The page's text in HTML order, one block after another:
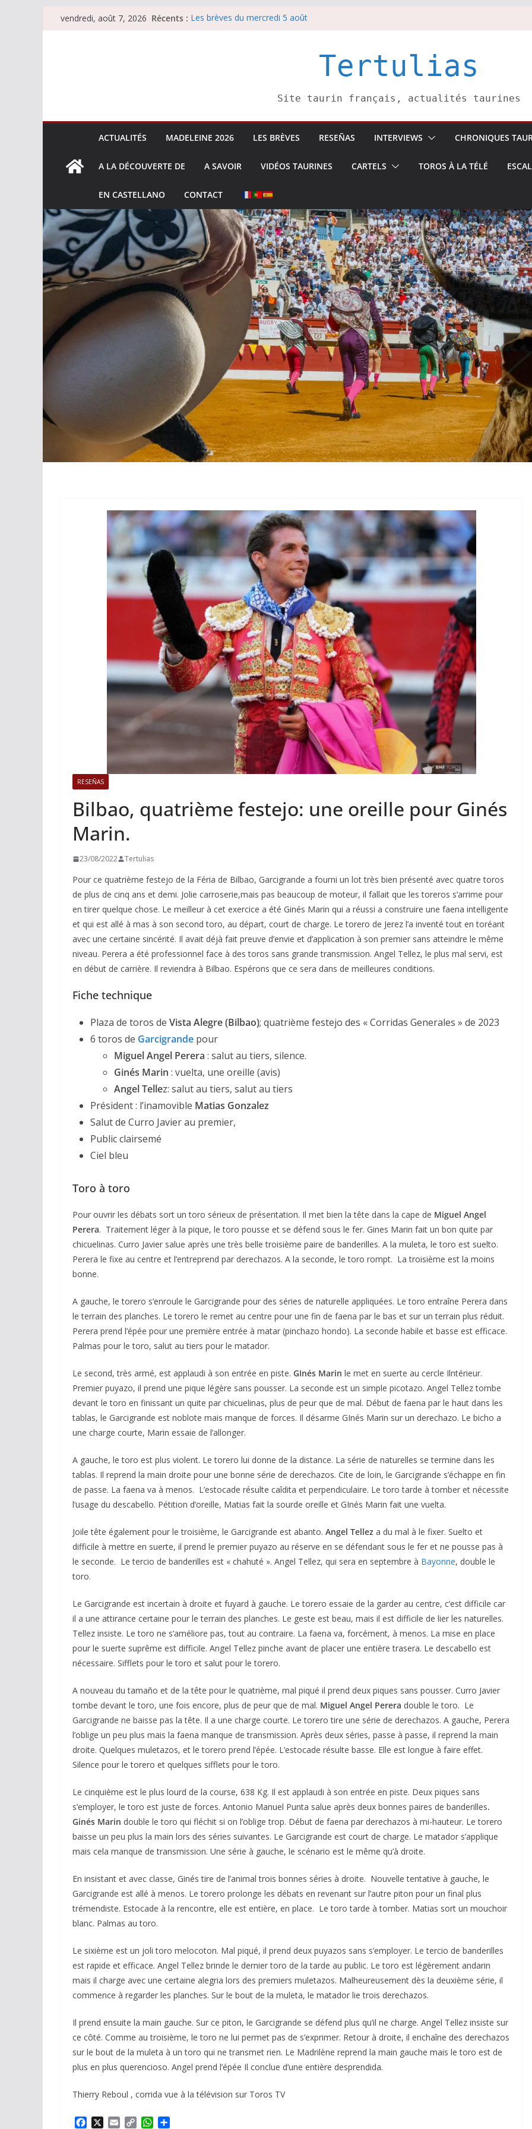
Passervendredi, août 7, 2026 Récents : Les brèves du mercredi 5 août
Tertulias
Site taurin français, actualités taurines
ACTUALITÉS MADELEINE 2026 LES BRÈVES RESEÑAS INTERVIEWS CHRONIQUES
A LA DÉCOUVERTE DE A SAVOIR VIDÉOS TAURINES CARTELS TOROS À LA TÉLÉ
EN CASTELLANO CONTACT
RESEÑAS
Bilbao, quatrième festejo: une oreille pour Ginés
Marin.
23/08/2022 Tertulias
Pour ce quatrième festejo de la Féria de Bilbao, Garcigrande a fourni un lot très bien présenté avec quatre toros
de plus de cinq ans et demi. Jolie carroserie,mais pas beaucoup de moteur, il fallait que les toreros s’arrime pour
en tirer quelque chose. Le meilleur à cet exercice a été Ginés Marin qui a réussi a construire une faena intelligente
et qui est allé à mas à son second toro, au départ, court de charge. Le torero de Jerez l’a inventé tout en toréant
avec une certaine sincérité. Il avait déjà fait preuve d’envie et d’application à son premier sans atteindre le même
niveau. Perera a été professionnel face à des toros sans grande transmission. Angel Tellez, le plus mal servi, est
en début de carrière. Il reviendra à Bilbao. Espérons que ce sera dans de meilleures conditions.
Fiche technique
Plaza de toros de Vista Alegre (Bilbao); quatrième festejo des « Corridas Generales » de 2023
6 toros de Garcigrande pour
Miguel Angel Perera : salut au tiers, silence.
Ginés Marin : vuelta, une oreille (avis)
Angel Tellez: salut au tiers, salut au tiers
Président : l’inamovible Matias Gonzalez
Salut de Curro Javier au premier,
Public clairsemé
Ciel bleu
Toro à toro
Pour ouvrir les débats sort un toro sérieux de présentation. Il met bien la tête dans la cape de Miguel Angel
Perera. Traitement léger à la pique, le toro pousse et se défend sous le fer. Gines Marin fait un bon quite par
chicuelinas. Curro Javier salue après une très belle troisième paire de banderilles. A la muleta, le toro est suelto.
Perera le fixe au centre et l’entreprend par derechazos. A la seconde, le toro rompt. La troisième est la moins
bonne.
A gauche, le torero s’enroule le Garcigrande pour des séries de naturelle appliquées. Le toro entraîne Perera dans
le terrain des planches. Le torero le remet au centre pour une fin de faena par le bas et sur un terrain plus réduit.
Perera prend l’épée pour une première entrée à matar (pinchazo hondo). La seconde habile et basse est efficace.
Palmas pour le toro, salut au tiers pour le matador.
Le second, très armé, est applaudi à son entrée en piste. GInés Marin le met en suerte au cercle Ilntérieur.
Premier puyazo, il prend une pique légère sans pousser. La seconde est un simple picotazo. Angel Tellez tombe
devant le toro en finissant un quite par chicuelinas, plus de peur que de mal. Début de faena par le haut dans les
tablas, le Garcigrande est noblote mais manque de forces. Il désarme GInés Marin sur un derechazo. Le bicho a
une charge courte, Marin essaie de l’allonger.
A gauche, le toro est plus violent. Le torero lui donne de la distance. La série de naturelles se termine dans les
tablas. Il reprend la main droite pour une bonne série de derechazos. Cite de loin, le Garcigrande s’échappe en fin
de passe. La faena va à menos. L’estocade résulte caîdita et perpendiculaire. Le toro tarde à tomber et nécessite
l’usage du descabello. Pétition d’oreille, Matias fait la sourde oreille et GInés Marin fait une vuelta.
Joile tête également pour le troisième, le Garcigrande est abanto. Angel Tellez a du mal à le fixer. Suelto et
difficile à mettre en suerte, il prend le premier puyazo au réserve en se défendant sous le fer et ne pousse pas à
le seconde. Le tercio de banderilles est « chahuté ». Angel Tellez, qui sera en septembre à Bayonne, double le
toro.
Le Garcigrande est incertain à droite et fuyard à gauche. Le torero essaie de la garder au centre, c’est difficile car
il a une attirance certaine pour le terrain des planches. Le geste est beau, mais il est difficile de lier les naturelles.
Tellez insiste. Le toro ne s’améliore pas, tout au contraire. La faena va, forcément, à menos. La mise en place
pour le suerte suprême est difficile. Angel Tellez pinche avant de placer une entière trasera. Le descabello est
nécessaire. Sifflets pour le toro et salut pour le torero.
A nouveau du tamaño et de la tête pour le quatrième, mal piqué il prend deux piques sans pousser. Curro Javier
tombe devant le toro, une fois encore, plus de peur que de mal. Miguel Angel Perera double le toro. Le
Garcigrande ne baisse pas la tête. Il a une charge courte. Le torero tire une série de derechazos. A gauche, Perera
l’oblige un peu plus mais la faena manque de transmission. Après deux séries, passe à passe, il reprend la main
droite. Quelques muletazos, et le torero prend l’épée. L’estocade résulte basse. Elle est longue à faire effet.
Silence pour le torero et quelques sifflets pour le toro.
Le cinquième est le plus lourd de la course, 638 Kg. Il est applaudi à son entrée en piste. Deux piques sans
s’employer, le toro est juste de forces. Antonio Manuel Punta salue après deux bonnes paires de banderilles.
Ginés Marin double le toro qui fléchit si on l’oblige trop. Début de faena par derechazos à mi-hauteur. Le torero
baisse un peu plus la main lors des séries suivantes. Le Garcigrande est court de charge. Le matador s’applique
mais cela manque de transmission. Une série à gauche, le scénario est le même qu’à droite.
En insistant et avec classe, Ginés tire de l’animal trois bonnes séries à droite. Nouvelle tentative à gauche, le
Garcigrande est allé à menos. Le torero prolonge les débats en revenant sur l’autre piton pour un final plus
trémendiste. Estocade à la rencontre, elle est entière, en place. Le toro tarde à tomber. Matias sort un mouchoir
blanc. Palmas au toro.
Le sixième est un joli toro melocoton. Mal piqué, il prend deux puyazos sans s’employer. Le tercio de banderilles
est rapide et efficace. Angel Tellez brinde le dernier toro de la tarde au public. Le toro est légèrement andarin
mais il charge avec une certaine alegria lors des premiers muletazos. Malheureusement dès la deuxième série, il
commence à regarder les planches. Sur le bout de la muleta, le matador lie trois derechazos.
Il prend ensuite la main gauche. Sur ce piton, le Garcigrande se défend plus qu’il ne charge. Angel Tellez insiste sur
ce côté. Comme au troisième, le toro ne lui permet pas de s’exprimer. Retour à droite, il enchaîne des derechazos
sur le bout de la muleta à un toro qui ne transmet rien. Le Madrilène reprend la main gauche mais le toro est de
plus en plus querencioso. Angel prend l’épée Il conclue d’une entière desprendida.
Thierry Reboul , corrida vue à la télévision sur Toros TV
W
ACTUALITÉS TAURINES PHOTOS TAURINES 2026
Istres, l’ouverture en
photos
19/06/2026 Tertulias
ACTUALITÉS TAURINES PHOTOS TAURINES 2026
Bayonne, la corrida des
fêtes en photos
17/07/2026 Tertulias
Arles : au seuil des
espérances.
02/04/2026 Olivier Castelnau
Istres : la feria des
ultimes émotions
18/06/2026 Olivier Castelnau